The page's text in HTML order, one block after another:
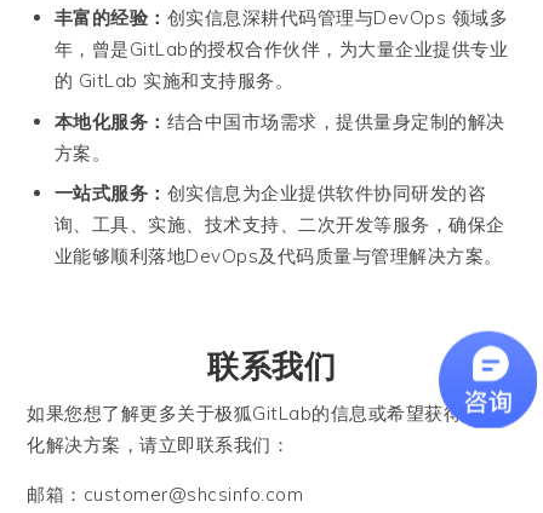
丰富的经验： 创实信息深耕代码管理与DevOps 领域多
年，曾是GitLab的授权合作伙伴，为大量企业提供专业
的 GitLab 实施和支持服务。
本地化服务： 结合中国市场需求，提供量身定制的解决
方案。
一站式服务： 创实信息为企业提供软件协同研发的咨
询、工具、实施、技术支持、二次开发等服务，确保企
业能够顺利落地DevOps及代码质量与管理解决方案。
联系我们
如果您想了解更多关于极狐GitLab的信息或希望获得定制
化解决方案，请立即联系我们：
邮箱：customer@shcsinfo.com